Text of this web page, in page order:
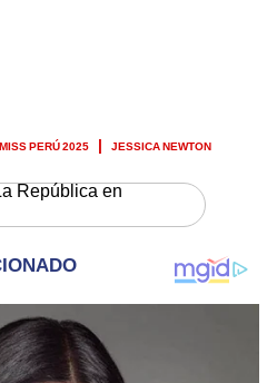
MISS PERÚ 2025 JESSICA NEWTON
República en